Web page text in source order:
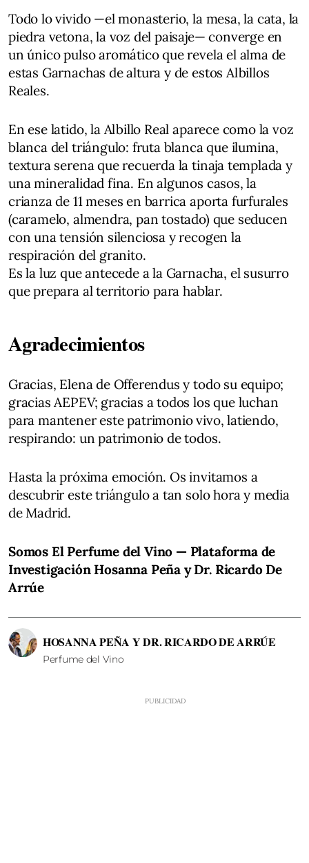
Todo lo vivido —el monasterio, la mesa, la cata, la
piedra vetona, la voz del paisaje— converge en
un único pulso aromático que revela el alma de
estas Garnachas de altura y de estos Albillos
Reales.
En ese latido, la Albillo Real aparece como la voz
blanca del triángulo: fruta blanca que ilumina,
textura serena que recuerda la tinaja templada y
una mineralidad fina. En algunos casos, la
crianza de 11 meses en barrica aporta furfurales
(caramelo, almendra, pan tostado) que seducen
con una tensión silenciosa y recogen la
respiración del granito.
Es la luz que antecede a la Garnacha, el susurro
que prepara al territorio para hablar.
Agradecimientos
Gracias, Elena de Offerendus y todo su equipo;
gracias AEPEV; gracias a todos los que luchan
para mantener este patrimonio vivo, latiendo,
respirando: un patrimonio de todos.
Hasta la próxima emoción. Os invitamos a
descubrir este triángulo a tan solo hora y media
de Madrid.
Somos El Perfume del Vino — Plataforma de
Investigación Hosanna Peña y Dr. Ricardo De
Arrúe
HOSANNA PEÑA Y DR. RICARDO DE ARRÚE
Perfume del Vino